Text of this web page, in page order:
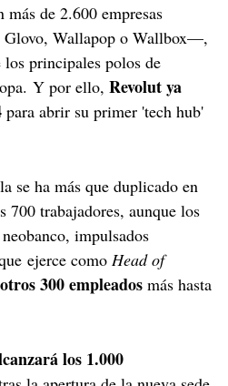
de 2.600 empresas
Wallapop o Wallbox—,
principales polos de
Y por ello, Revolut ya
para abrir su primer 'tech hub'
se ha más que duplicado en
700 trabajadores, aunque los
impulsados
ejerce como Head of
300 empleados más hasta
los 1.000